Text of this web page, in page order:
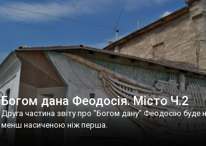
Богом дана Феодосія. Місто Ч.2
Друга частина звіту про "Богом дану" Феодосію буде
менш насиченою ніж перша.